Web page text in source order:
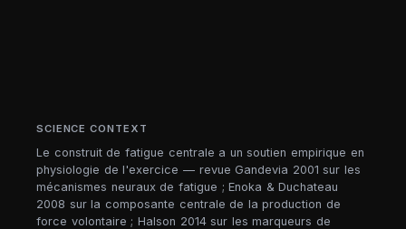
SCIENCE CONTEXT
Le construit de fatigue centrale a un soutien empirique en
physiologie de l'exercice — revue Gandevia 2001 sur les
mécanismes neuraux de fatigue ; Enoka & Duchateau
2008 sur la composante centrale de la production de
force volontaire ; Halson 2014 sur les marqueurs de